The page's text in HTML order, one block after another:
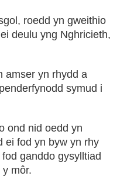
roedd yn gweithio
deulu yng Nghricieth,
amser yn rhydd a
symud i
ond nid oedd yn
ei fod yn byw yn rhy
ganddo gysylltiad
y môr.